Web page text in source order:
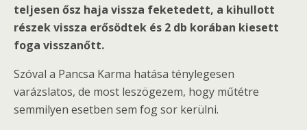
teljesen ősz haja vissza feketedett, a kihullott
részek vissza erősödtek és 2 db korában kiesett
foga visszanőtt.
Szóval a Pancsa Karma hatása ténylegesen
varázslatos, de most leszögezem, hogy műtétre
semmilyen esetben sem fog sor kerülni.